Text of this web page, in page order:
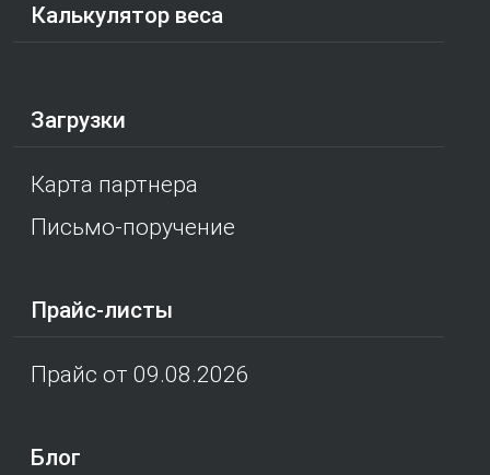
Калькулятор веса
Загрузки
Карта партнера
Письмо-поручение
Прайс-листы
Прайс от 09.08.2026
Блог